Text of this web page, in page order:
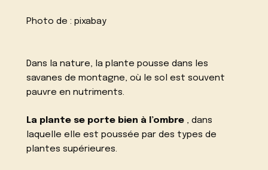
Photo de :pixabay
Dans la nature, la plante pousse dans les
savanes de montagne, où le sol est souvent
pauvre en nutriments.
La plante se porte bien à l’ombre , dans
laquelle elle est poussée par des types de
plantes supérieures.